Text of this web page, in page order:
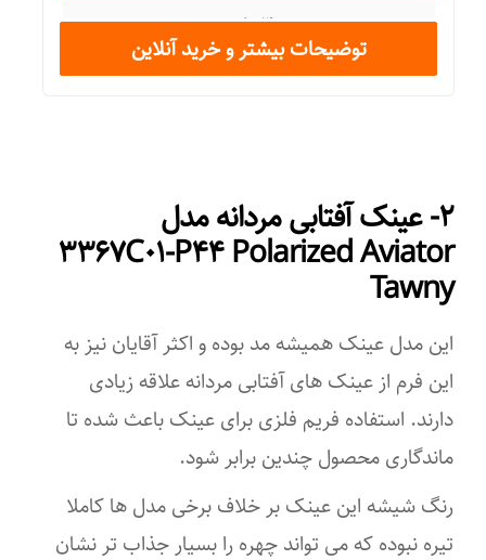
۱۴۰ میلی‌متر
۱۴ میلی‌متر
ویژگی‌های لنز
ضد خش
فرم صورت
بیضی
توضیحات بیشتر و خرید آنلاین
۲- عینک آفتابی مردانه مدل
۳۳۶۷C۰۱-P۴۴ Polarized Aviator
Tawny
این مدل عینک همیشه مد بوده و اکثر آقایان نیز به
این فرم از عینک های آفتابی مردانه علاقه زیادی
دارند. استفاده فریم فلزی برای عینک باعث شده تا
ماندگاری محصول چندین برابر شود.
رنگ شیشه این عینک بر خلاف برخی مدل ها کاملا
تیره نبوده که می تواند چهره را بسیار جذاب تر نشان